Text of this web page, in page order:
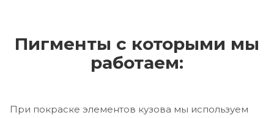
Пигменты с которыми мы
работаем:
При покраске элементов кузова мы используем